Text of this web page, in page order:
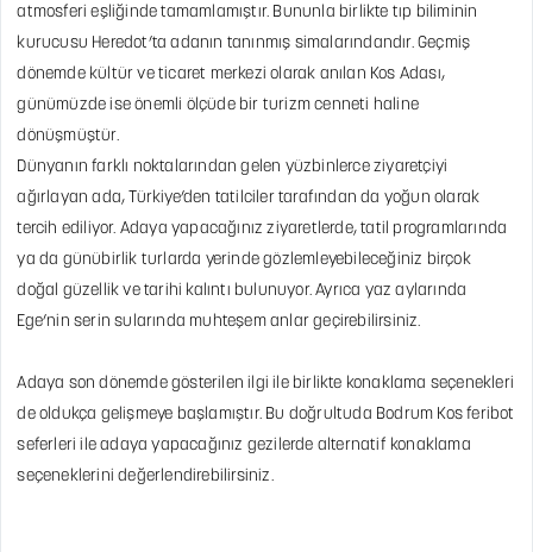
atmosferi eşliğinde tamamlamıştır. Bununla birlikte tıp biliminin
kurucusu Heredot’ta adanın tanınmış simalarındandır. Geçmiş
dönemde kültür ve ticaret merkezi olarak anılan Kos Adası,
günümüzde ise önemli ölçüde bir turizm cenneti haline
dönüşmüştür.
Dünyanın farklı noktalarından gelen yüzbinlerce ziyaretçiyi
ağırlayan ada, Türkiye’den tatilciler tarafından da yoğun olarak
tercih ediliyor. Adaya yapacağınız ziyaretlerde, tatil programlarında
ya da günübirlik turlarda yerinde gözlemleyebileceğiniz birçok
doğal güzellik ve tarihi kalıntı bulunuyor. Ayrıca yaz aylarında
Ege’nin serin sularında muhteşem anlar geçirebilirsiniz.
Adaya son dönemde gösterilen ilgi ile birlikte konaklama seçenekleri
de oldukça gelişmeye başlamıştır. Bu doğrultuda Bodrum Kos feribot
seferleri ile adaya yapacağınız gezilerde alternatif konaklama
seçeneklerini değerlendirebilirsiniz.